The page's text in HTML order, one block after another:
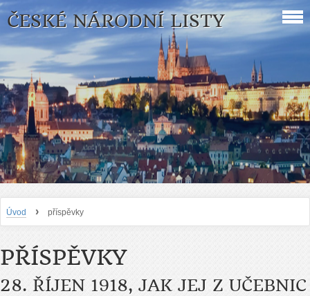
ČESKÉ NÁRODNÍ LISTY
Úvod › příspěvky
PŘÍSPĚVKY
28. ŘÍJEN 1918, JAK JEJ Z UČEBNIC